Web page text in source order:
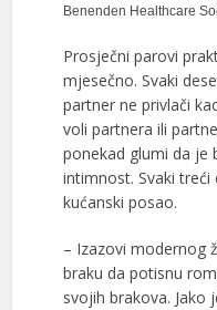
Benenden Healthcare
Prosječni parovi
mjesečno. Svaki
partner ne privlači
voli partnera ili
ponekad glumi da je
intimnost. Svaki
kućanski posao.
– Izazovi modernog
braku da potisnu
svojih brakova. Jako